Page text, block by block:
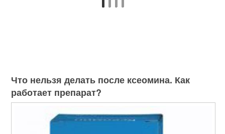
Что нельзя делать после ксеомина. Как
работает препарат?